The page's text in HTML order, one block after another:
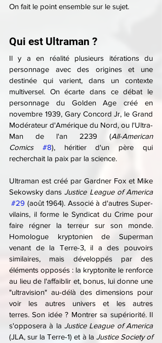
On fait le point ensemble sur le sujet.
Qui est Ultraman ?
Il y a en réalité plusieurs itérations du
personnage avec des origines et une
destinée qui varient, dans un contexte
multiversel. On écarte dans ce débat le
personnage du Golden Age créé en
novembre 1939, Gary Concord Jr, le Grand
Modérateur d'Amérique du Nord, ou l'Ultra-
Man de l'an 2239 (All-American
Comics
#8), héritier d'un père qui
recherchait la paix par la science.
Ultraman est créé par Gardner Fox et Mike
Sekowsky dans Justice League of America
#29 (août 1964). Associé à d'autres Super-
vilains, il forme le Syndicat du Crime pour
faire régner la terreur sur son monde.
Homologue kryptonien de Superman
venant de la Terre-3, il a des pouvoirs
similaires, mais développés par des
éléments opposés : la kryptonite le renforce
au lieu de l'affaiblir et, bonus, lui donne une
"ultravision" au-délà des dimensions pour
voir les autres univers et les autres
terres. Son idée ? Montrer sa supériorité. Il
s'opposera à la Justice League of America
(JLA, sur la Terre-1) et à la Justice Society of